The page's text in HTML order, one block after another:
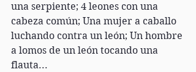
una serpiente; 4 leones con una
cabeza común; Una mujer a caballo
luchando contra un león; Un hombre
a lomos de un león tocando una
flauta...